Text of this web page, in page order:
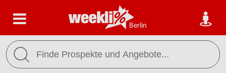
Berlin